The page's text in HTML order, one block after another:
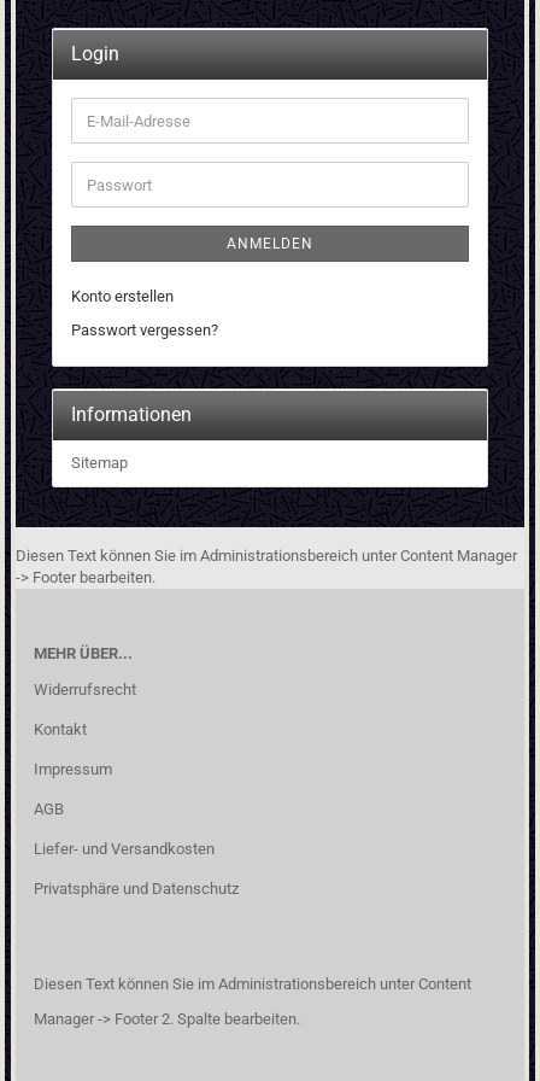
Login
E-
Mail-
Adresse
Passwort
ANMELDEN
Konto erstellen
Passwort vergessen?
Informationen
Sitemap
Diesen Text können Sie im Administrationsbereich unter Content Manager
-> Footer bearbeiten.
MEHR ÜBER...
Widerrufsrecht
Kontakt
Impressum
AGB
Liefer- und Versandkosten
Privatsphäre und Datenschutz
Diesen Text können Sie im Administrationsbereich unter Content
Manager -> Footer 2. Spalte bearbeiten.